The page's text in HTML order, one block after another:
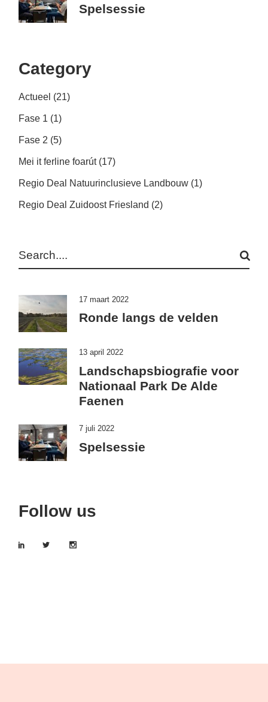
Spelsessie
Category
Actueel (21)
Fase 1 (1)
Fase 2 (5)
Mei it ferline foarút(17)
Regio Deal Natuurinclusieve Landbouw (1)
Regio Deal Zuidoost Friesland (2)
17 maart 2022
Ronde langs de velden
13 april 2022
Landschapsbiografie voor
Nationaal Park De Alde
Faenen
7 juli 2022
Spelsessie
Follow us